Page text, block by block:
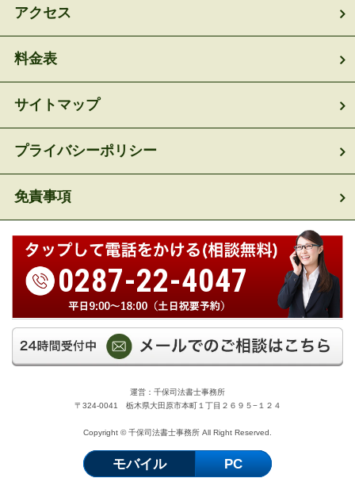
アクセス
料金表
サイトマップ
プライバシーポリシー
免責事項
0287-22-4047
運営：千保司法書士事務所
〒324-0041 栃木県大田原市本町１丁目２６９５−１２４
Copyright © 千保司法書士事務所 All Right Reserved.
モバイル PC